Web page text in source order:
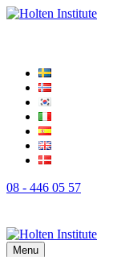
08 - 446 05 57
Menu